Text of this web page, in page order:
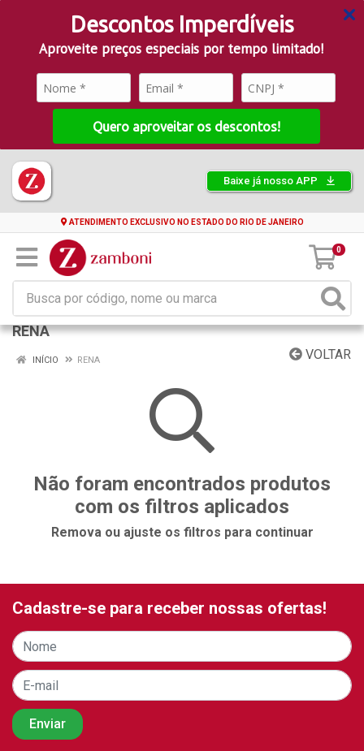
Descontos Imperdíveis
Aproveite preços especiais por tempo limitado!
Quero aproveitar os descontos!
Baixe já nosso APP
ATENDIMENTO EXCLUSIVO NO ESTADO DO RIO DE JANEIRO
0
RENA
VOLTAR
INÍCIO RENA
Não foram encontrados produtos
com os filtros aplicados
Remova ou ajuste os filtros para continuar
Cadastre-se para receber nossas ofertas!